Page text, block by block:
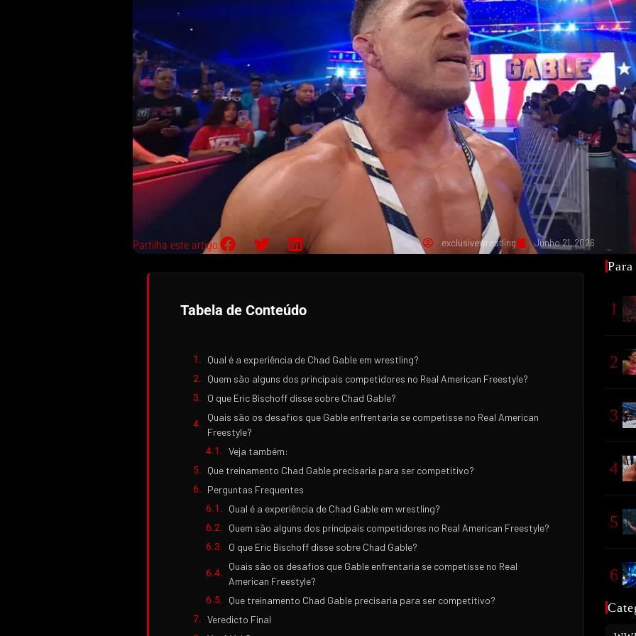
Partilha este artigo: exclusivewrestling Junho 21, 2026
Tabela de Conteúdo
Qual é a experiência de Chad Gable em wrestling?
Quem são alguns dos principais competidores no Real American Freestyle?
O que Eric Bischoff disse sobre Chad Gable?
Quais são os desafios que Gable enfrentaria se competisse no Real American
Freestyle?
Veja também:
Que treinamento Chad Gable precisaria para ser competitivo?
Perguntas Frequentes
Qual é a experiência de Chad Gable em wrestling?
Quem são alguns dos principais competidores no Real American Freestyle?
O que Eric Bischoff disse sobre Chad Gable?
Quais são os desafios que Gable enfrentaria se competisse no Real
American Freestyle?
Que treinamento Chad Gable precisaria para ser competitivo?
Veredicto Final
1
2
3
4
5
6